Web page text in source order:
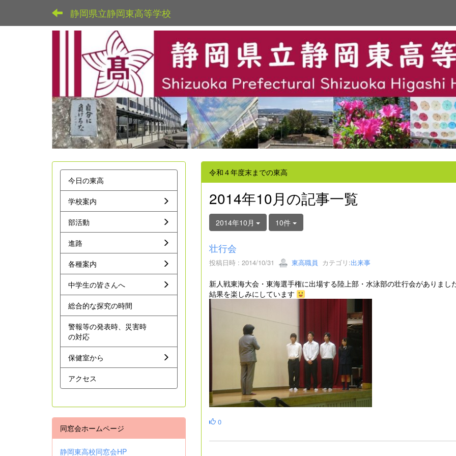
静岡県立静岡東高等学校
令和４年度末までの東高
2014年10月の記事一覧
2014年10月 10件
壮行会
投稿日時 : 2014/10/31 東高職員 カテゴリ:出来事
新人戦東海大会・東海選手権に出場する陸上部・水泳部の壮行会がありまし
結果を楽しみにしています
0
今日の東高
学校案内
部活動
進路
各種案内
中学生の皆さんへ
総合的な探究の時間
警報等の発表時、災害時
の対応
保健室から
アクセス
同窓会ホームページ
静岡東高校同窓会HP